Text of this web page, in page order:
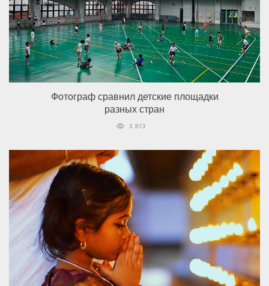
Фотограф сравнил детские площадки
разных стран
3 873